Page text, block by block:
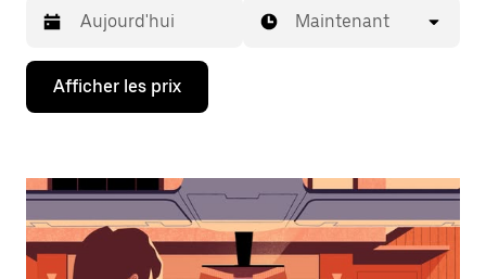
Appuyez
la
bas
interagir
avec
Maintenant
Afficher les prix